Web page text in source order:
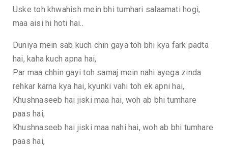
Uske toh khwahish mein bhi tumhari salaamati hogi,
maa aisi hi hoti hai..
Duniya mein sab kuch chin gaya toh bhi kya fark padta
hai, kaha kuch apna hai,
Par maa chhin gayi toh samaj mein nahi ayega zinda
rehkar karna kya hai, kyunki vahi toh ek apni hai,
Khushnaseeb hai jiski maa hai, woh ab bhi tumhare
paas hai,
Khushnaseeb hai jiski maa nahi hai, woh ab bhi tumhare
paas hai,